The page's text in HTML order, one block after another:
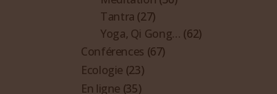
Tantra (27)
Yoga, Qi Gong… (62)
Conférences (67)
Ecologie (23)
En ligne (35)